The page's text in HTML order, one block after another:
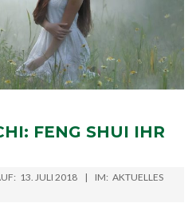
FENG SHUI IHR
13. JULI 2018 IM: AKTUELLES